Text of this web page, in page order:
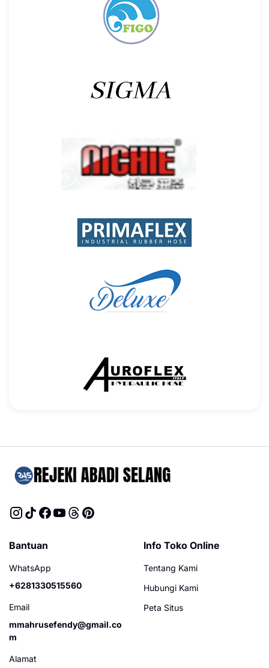
Bantuan
WhatsApp
+6281330515560
Email
mmahrusefendy@gmail.co
m
Alamat
Info Toko Online
Tentang Kami
Hubungi Kami
Peta Situs